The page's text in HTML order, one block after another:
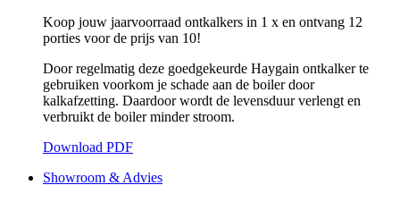
Koop jouw jaarvoorraad ontkalkers in 1 x en ontvang 12
porties voor de prijs van 10!
Door regelmatig deze goedgekeurde Haygain ontkalker te
gebruiken voorkom je schade aan de boiler door
kalkafzetting. Daardoor wordt de levensduur verlengt en
verbruikt de boiler minder stroom.
Download PDF
Showroom & Advies